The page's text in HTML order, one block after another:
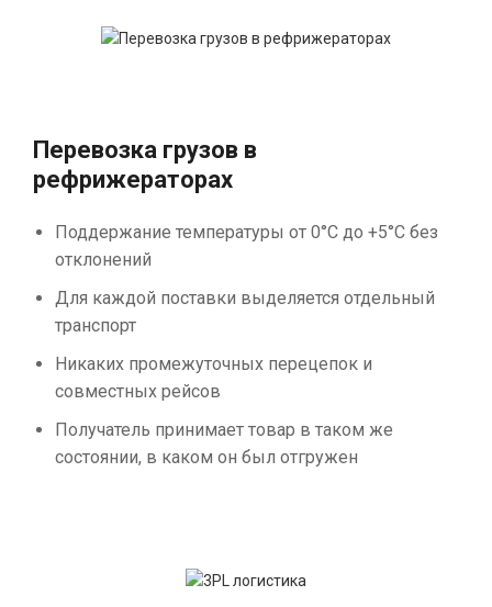
Перевозка грузов в
рефрижераторах
Поддержание температуры от 0°С до +5°С без
отклонений
Для каждой поставки выделяется отдельный
транспорт
Никаких промежуточных перецепок и
совместных рейсов
Получатель принимает товар в таком же
состоянии, в каком он был отгружен